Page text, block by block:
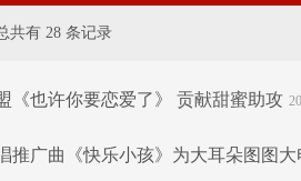
共有 28 条记录
《也许你要恋爱了》 贡献甜蜜助攻
推广曲《快乐小孩》为大耳朵图图大